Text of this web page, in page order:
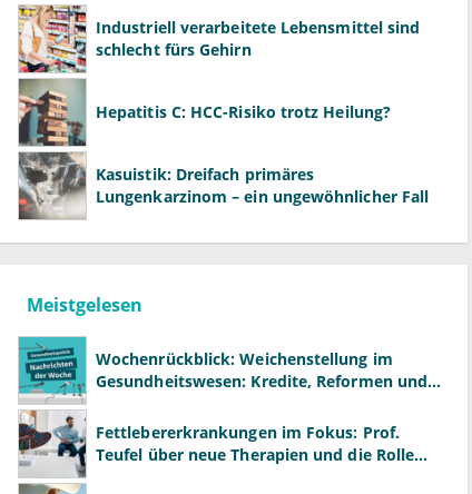
Industriell verarbeitete Lebensmittel sind
schlecht fürs Gehirn
Hepatitis C: HCC-Risiko trotz Heilung?
Kasuistik: Dreifach primäres
Lungenkarzinom – ein ungewöhnlicher Fall
Meistgelesen
Wochenrückblick: Weichenstellung im
Gesundheitswesen: Kredite, Reformen und
Fettlebererkrankungen im Fokus: Prof.
Teufel über neue Therapien und die Rolle